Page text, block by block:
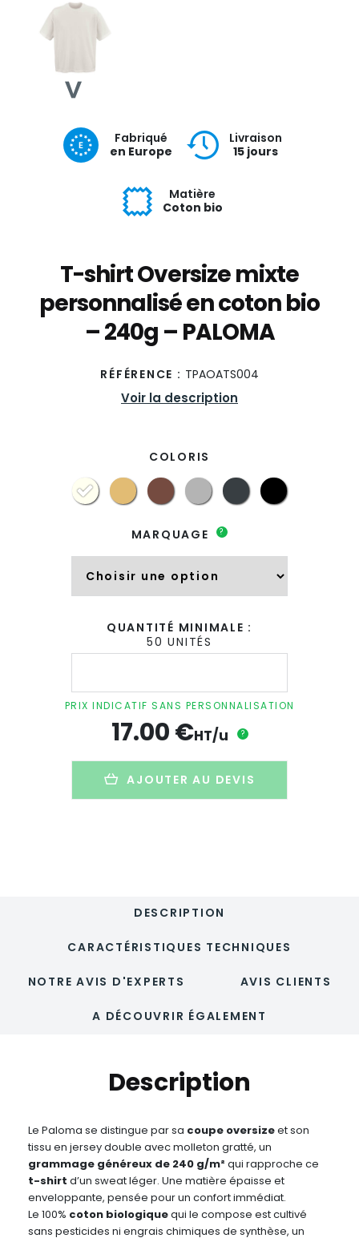
Fabriqué
en Europe
Livraison
15 jours
Matière
Coton bio
T-shirt Oversize mixte
personnalisé en coton bio
– 240g – PALOMA
RÉFÉRENCE : TPAOATS004
Voir la description
COLORIS
MARQUAGE ?
QUANTITÉ MINIMALE :
50 UNITÉS
quantité
shirt
Oversize
personnalisé
-
PRIX INDICATIF SANS PERSONNALISATION
17.00€HT/u ?
AJOUTER AU DEVIS
DESCRIPTION
CARACTÉRISTIQUES TECHNIQUES
NOTRE AVIS D'EXPERTS AVIS CLIENTS
A DÉCOUVRIR ÉGALEMENT
Description
Le Paloma se distingue par sa coupe oversizeet son
tissu en jersey double avec molleton gratté, un
grammage généreux de 240 g/m² qui rapproche ce
t-shirt d’un sweat léger. Une matière épaisse et
enveloppante, pensée pour un confort immédiat.
Le 100% coton biologiquequi le compose est cultivé
sans pesticides ni engrais chimiques de synthèse, un